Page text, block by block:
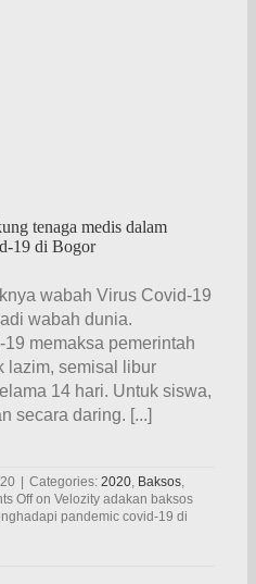
tenaga medis dalam
19 di Bogor
wabah Virus Covid-19
wabah dunia.
memaksa pemerintah
lazim, semisal libur
14 hari. Untuk siswa,
secara daring. [...]
Categories: 2020, Baksos,
Offon Velozity adakan baksos
pandemic covid-19 di